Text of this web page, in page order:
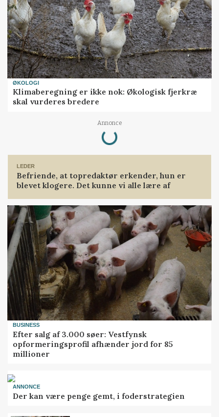
ØKOLOGI
Klimaberegning er ikke nok: Økologisk fjerkræ
skal vurderes bredere
Annonce
Loading...
LEDER
Befriende, at topredaktør erkender, hun er
blevet klogere. Det kunne vi alle lære af
BUSINESS
Efter salg af 3.000 søer: Vestfynsk
opformeringsprofil afhænder jord for 85
millioner
ANNONCE
Der kan være penge gemt, i foderstrategien